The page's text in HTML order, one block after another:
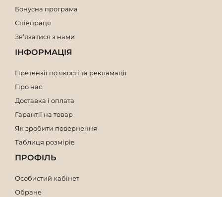
Бонусна програма
Співпраця
Зв’язатися з нами
ІНФОРМАЦІЯ
Претензії по якості та рекламації
Про нас
Доставка і оплата
Гарантії на товар
Як зробити повернення
Таблиця розмірів
ПРОФІЛЬ
Особистий кабінет
Обране